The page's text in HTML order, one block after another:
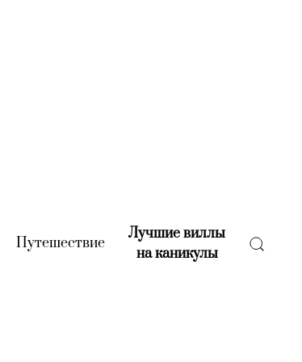
(current)
Путешествие(current)
Лучшие виллы
на каникулы(current)